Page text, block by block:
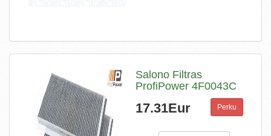
Salono Filtras
ProfiPower 4F0043C
17.31Eur Perku